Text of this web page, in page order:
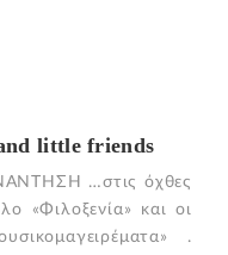
little friends
…στις όχθες
«Φιλοξενία» και οι
.